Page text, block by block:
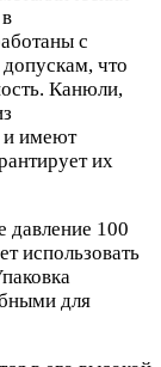
с
что
Канюли,
и имеют
их
давление 100
использовать
для